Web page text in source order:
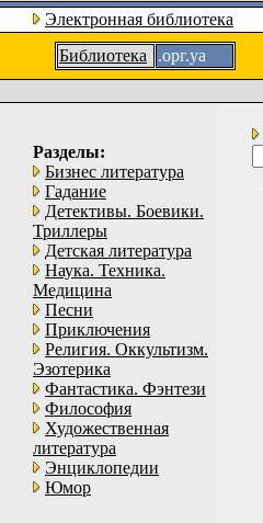
Электронная библиотека
Библиотека
.орг.уа
Разделы:
Бизнес литература
Гадание
Детективы. Боевики.
Триллеры
Детская литература
Наука. Техника.
Медицина
Песни
Приключения
Религия. Оккультизм.
Эзотерика
Фантастика. Фэнтези
Философия
Художественная
литература
Энциклопедии
Юмор